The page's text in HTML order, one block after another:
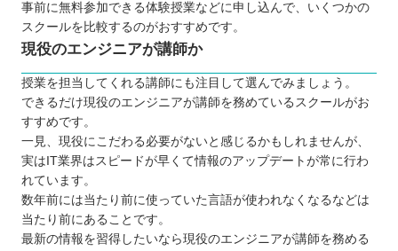
事前に無料参加できる体験授業などに申し込んで、いくつかの
スクールを比較するのがおすすめです。
現役のエンジニアが講師か
授業を担当してくれる講師にも注目して選んでみましょう。
できるだけ現役のエンジニアが講師を務めているスクールがお
すすめです。
一見、現役にこだわる必要がないと感じるかもしれませんが、
実はIT業界はスピードが早くて情報のアップデートが常に行わ
れています。
数年前には当たり前に使っていた言語が使われなくなるなどは
当たり前にあることです。
最新の情報を習得したいなら現役のエンジニアが講師を務める